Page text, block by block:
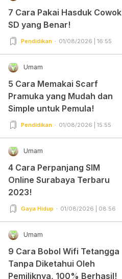
7 Cara Pakai Hasduk Cowok
SD yang Benar!
Pendidikan 01/08/2026 | 16:55
Umam
5 Cara Memakai Scarf
Pramuka yang Mudah dan
Simple untuk Pemula!
Pendidikan 01/08/2026 | 15:55
Umam
4 Cara Perpanjang SIM
Online Surabaya Terbaru
2023!
Gaya Hidup 01/08/2026 | 08:56
Umam
9 Cara Bobol Wifi Tetangga
Tanpa Diketahui Oleh
Pemiliknya, 100% Berhasil!